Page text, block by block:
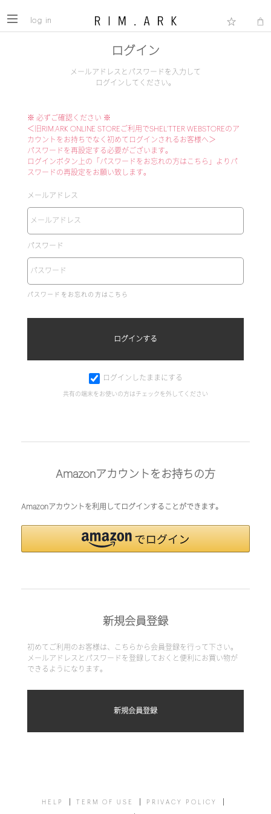
log in
ログイン
メールアドレスとパスワードを入力して
ログインしてください。
※ 必ずご確認ください ※
＜旧RIM.ARK ONLINE STOREご利用でSHEL'TTER WEBSTOREのア
カウントをお持ちでなく初めてログインされるお客様へ＞
パスワードを再設定する必要がございます。
ログインボタン上の「パスワードをお忘れの方はこちら」よりパ
スワードの再設定をお願い致します。
メールアドレス
パスワード
パスワードをお忘れの方はこちら
ログインしたままにする
共有の端末をお使いの方はチェックを外してください
Amazonアカウントをお持ちの方
Amazonアカウントを利用してログインすることができます。
新規会員登録
初めてご利用のお客様は、こちらから会員登録を行って下さい。
メールアドレスとパスワードを登録しておくと便利にお買い物が
できるようになります。
HELP TERM OF USE PRIVACY POLICY